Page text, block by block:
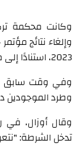
وكانت محكمة
وإلغاء نتائج
2023، استنادًا إلى مخالفات قالت السلطات إنها شابت العملية.
وفي وقت سابق
وطرد الموجودين
وقال أوزال،
تدخل الشرطة: